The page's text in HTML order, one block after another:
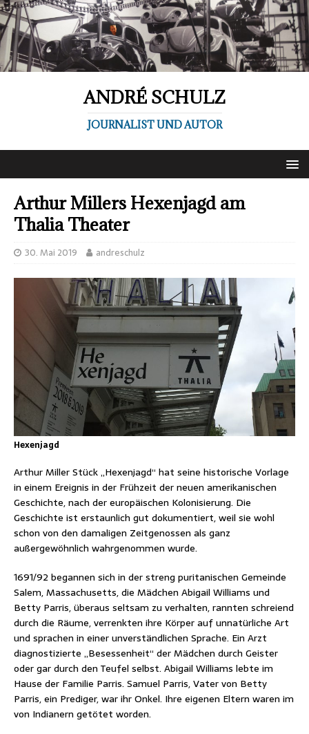
ANDRÉ SCHULZ
JOURNALIST UND AUTOR
Arthur Millers Hexenjagd am
Thalia Theater
30. Mai 2019 andreschulz
Hexenjagd
Arthur Miller Stück „Hexenjagd“ hat seine historische Vorlage
in einem Ereignis in der Frühzeit der neuen amerikanischen
Geschichte, nach der europäischen Kolonisierung. Die
Geschichte ist erstaunlich gut dokumentiert, weil sie wohl
schon von den damaligen Zeitgenossen als ganz
außergewöhnlich wahrgenommen wurde.
1691/92 begannen sich in der streng puritanischen Gemeinde
Salem, Massachusetts, die Mädchen Abigail Williams und
Betty Parris, überaus seltsam zu verhalten, rannten schreiend
durch die Räume, verrenkten ihre Körper auf unnatürliche Art
und sprachen in einer unverständlichen Sprache. Ein Arzt
diagnostizierte „Besessenheit“ der Mädchen durch Geister
oder gar durch den Teufel selbst. Abigail Williams lebte im
Hause der Familie Parris. Samuel Parris, Vater von Betty
Parris, ein Prediger, war ihr Onkel. Ihre eigenen Eltern waren im
von Indianern getötet worden.